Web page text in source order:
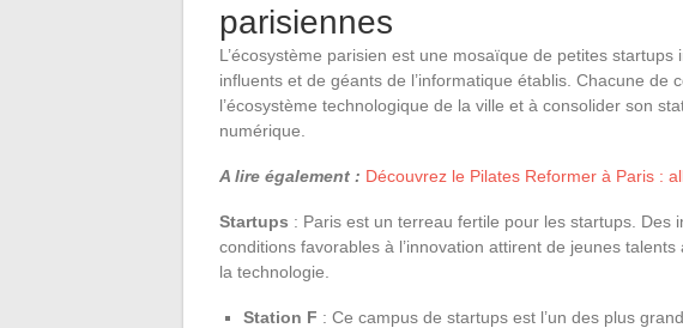
parisiennes
L’écosystème parisien est une mosaïque de petites startups
influents et de géants de l’informatique établis. Chacune de
l’écosystème technologique de la ville et à consolider son
numérique.
A lire également : Découvrez le Pilates Reformer à Paris :
Startups : Paris est un terreau fertile pour les startups. Des
conditions favorables à l’innovation attirent de jeunes
la technologie.
Station F : Ce campus de startups est l’un des plus